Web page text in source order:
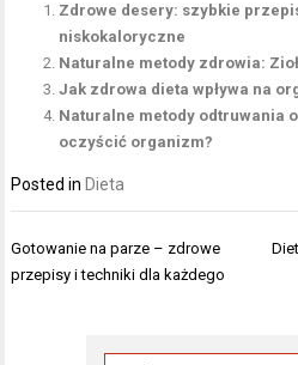
Zdrowe desery: szybkie
niskokaloryczne
Naturalne metody zdrowia:
Jak zdrowa dieta wpływa na
Naturalne metody odtruwania
oczyścić organizm?
Posted in Dieta
Nawigacja
wpisu
Gotowanie na parze – zdrowe
przepisy i techniki dla każdego